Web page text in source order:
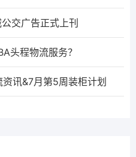
交广告正式上刊
头程物流服务？
讯&7月第5周装柜计划